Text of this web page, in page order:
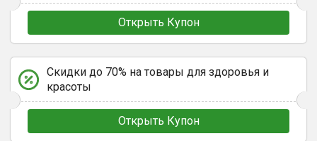
Открыть Купон
Скидки до 70% на товары для здоровья и
красоты
Открыть Купон